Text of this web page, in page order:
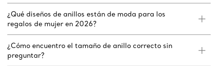
¿Qué diseños de anillos están de moda para los
regalos de mujer en 2026?
¿Cómo encuentro el tamaño de anillo correcto sin
preguntar?